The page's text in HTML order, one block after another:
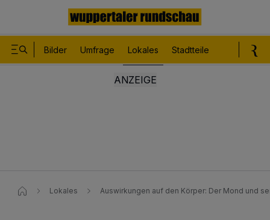
Bilder Umfrage Lokales Stadtteile
Lokales Auswirkungen auf den Körper: Der Mond und